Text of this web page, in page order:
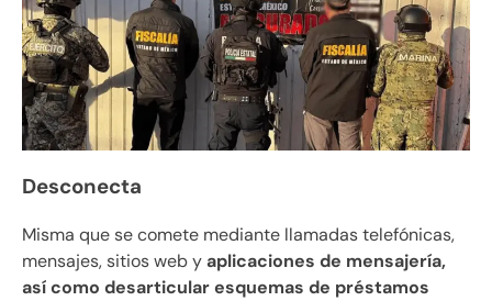
Desconecta
Misma que se comete mediante llamadas telefónicas,
mensajes, sitios web yaplicaciones de mensajería,
así como desarticular esquemas de préstamos